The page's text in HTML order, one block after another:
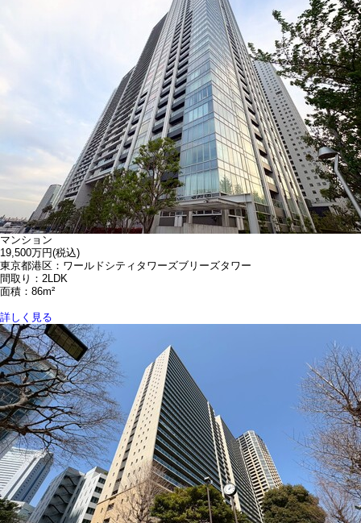
マンション
19,500万円(税込)
東京都港区：ワールドシティタワーズブリーズタワー
間取り：2LDK
面積：86m²
詳しく見る